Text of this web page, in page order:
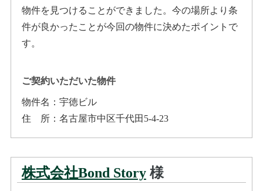
物件を見つけることができました。今の場所より条
件が良かったことが今回の物件に決めたポイントで
す。
ご契約いただいた物件
物件名： 宇徳ビル
住所
： 名古屋市中区千代田5-4-23
株式会社Bond Story 様